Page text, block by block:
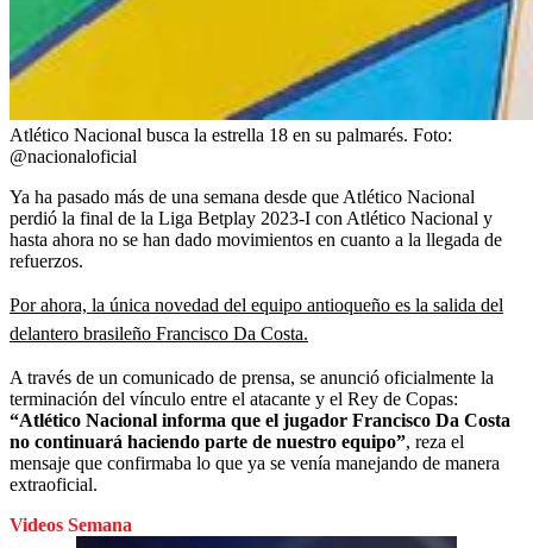
Atlético Nacional busca la estrella 18 en su palmarés. Foto:
@nacionaloficial
Ya ha pasado más de una semana desde que Atlético Nacional
perdió la final de la Liga Betplay 2023-I con Atlético Nacional y
hasta ahora no se han dado movimientos en cuanto a la llegada de
refuerzos.
Por ahora, la única novedad del equipo antioqueño es la salida del
delantero brasileño Francisco Da Costa.
A través de un comunicado de prensa, se anunció oficialmente la
terminación del vínculo entre el atacante y el Rey de Copas:
“Atlético Nacional informa que el jugador Francisco Da Costa
no continuará haciendo parte de nuestro equipo”, reza el
mensaje que confirmaba lo que ya se venía manejando de manera
extraoficial.
Videos Semana